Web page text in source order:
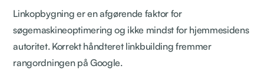
Linkopbygning er en afgørende faktor for
søgemaskineoptimering og ikke mindst for hjemmesidens
autoritet. Korrekt håndteret linkbuilding fremmer
rangordningen på Google.